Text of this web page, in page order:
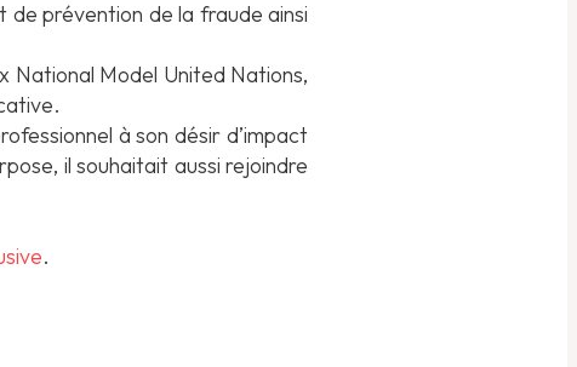
de prévention de la fraude ainsi
National Model United Nations,
à son désir d’impact
il souhaitait aussi rejoindre
.